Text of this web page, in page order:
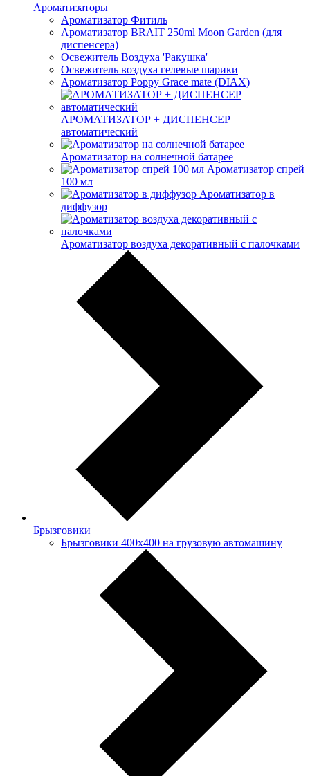
Ароматизаторы
Ароматизатор Фитиль
Ароматизатор BRAIT 250ml Moon Garden (для
диспенсера)
Освежитель Воздуха 'Ракушка'
Освежитель воздуха гелевые шарики
Ароматизатор Poppy Grace mate (DIAX)
АРОМАТИЗАТОР + ДИСПЕНСЕР
автоматический
Ароматизатор на солнечной батарее
Ароматизатор спрей
100 мл
Ароматизатор в
диффузор
Ароматизатор воздуха декоративный с палочками
Брызговики
Брызговики 400х400 на грузовую автомашину